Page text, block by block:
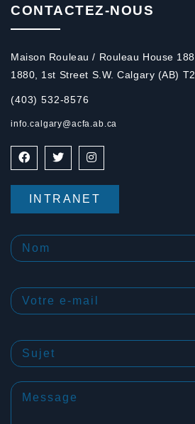
CONTACTEZ-NOUS
Maison Rouleau / Rouleau House
1880, 1st Street S.W. Calgary (AB)
(403) 532-8576
info.calgary@acfa.ab.ca
INTRANET